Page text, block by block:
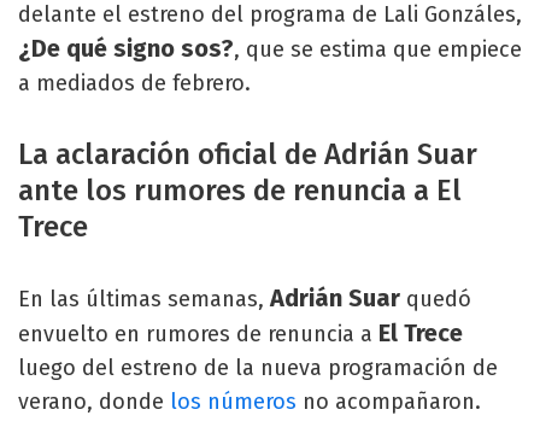
delante el estreno del programa de Lali Gonzáles,
¿De qué signo sos?, que se estima que empiece
a mediados de febrero.
La aclaración oficial de Adrián Suar
ante los rumores de renuncia a El
Trece
En las últimas semanas, Adrián Suar quedó
envuelto en rumores de renuncia a El Trece
luego del estreno de la nueva programación de
verano, donde los números no acompañaron.